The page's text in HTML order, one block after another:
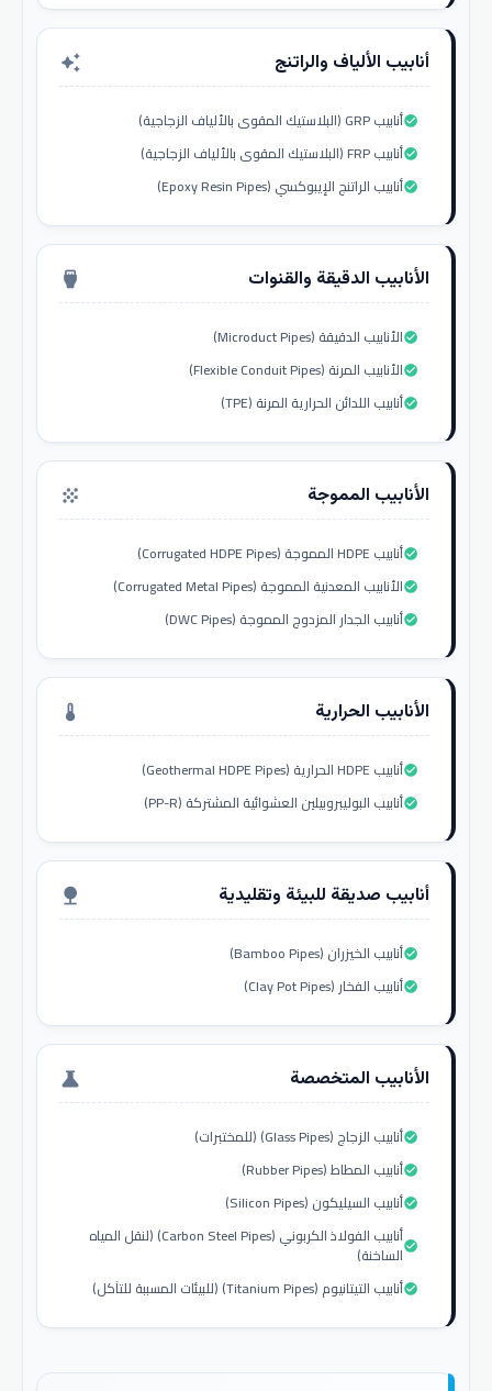
أنابيب الألياف والراتنج auto_awesome
أنابيب GRP (البلاستيك المقوى بالألياف الزجاجية)check_circle
أنابيب FRP (البلاستيك المقوى بالألياف الزجاجية)check_circle
أنابيب الراتنج الإيبوكسي (Epoxy Resin Pipes)check_circle
الأنابيب الدقيقة والقنوات settings_input_hdmi
الأنابيب الدقيقة (Microduct Pipes)check_circle
الأنابيب المرنة (Flexible Conduit Pipes)check_circle
أنابيب اللدائن الحرارية المرنة (TPE)check_circle
الأنابيب المموجة grain
أنابيب HDPE المموجة (Corrugated HDPE Pipes)check_circle
الأنابيب المعدنية المموجة (Corrugated Metal Pipes)check_circle
أنابيب الجدار المزدوج المموجة (DWC Pipes)check_circle
الأنابيب الحرارية thermostat
أنابيب HDPE الحرارية (Geothermal HDPE Pipes)check_circle
أنابيب البوليبروبيلين العشوائية المشتركة (PP-R)check_circle
أنابيب صديقة للبيئة وتقليدية nature
أنابيب الخيزران (Bamboo Pipes)check_circle
أنابيب الفخار (Clay Pot Pipes)check_circle
الأنابيب المتخصصة science
أنابيب الزجاج (Glass Pipes) (للمختبرات)check_circle
أنابيب المطاط (Rubber Pipes)check_circle
أنابيب السيليكون (Silicon Pipes)check_circle
أنابيب الفولاذ الكربوني (Carbon Steel Pipes) (لنقل المياه
الساخنة)check_circle
أنابيب التيتانيوم (Titanium Pipes) (للبيئات المسببة للتآكل)check_circle